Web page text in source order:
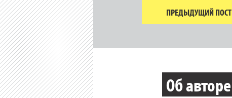
ПРЕДЫДУЩИЙ ПОСТ
Об авторе